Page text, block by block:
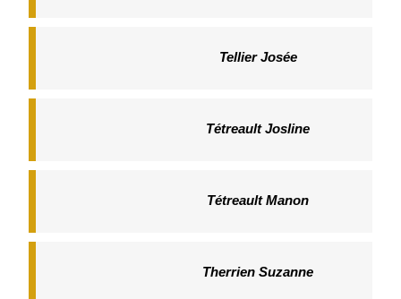
Tellier Josée
Tétreault Josline
Tétreault Manon
Therrien Suzanne